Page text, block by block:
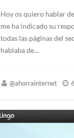
Hoy os quiero hablar
me ha indicado su
todas las páginas del
hablaba de…
@ahorrainternet